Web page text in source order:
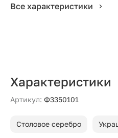
Все характеристики
Характеристики
Артикул: Ф3350101
Столовое серебро